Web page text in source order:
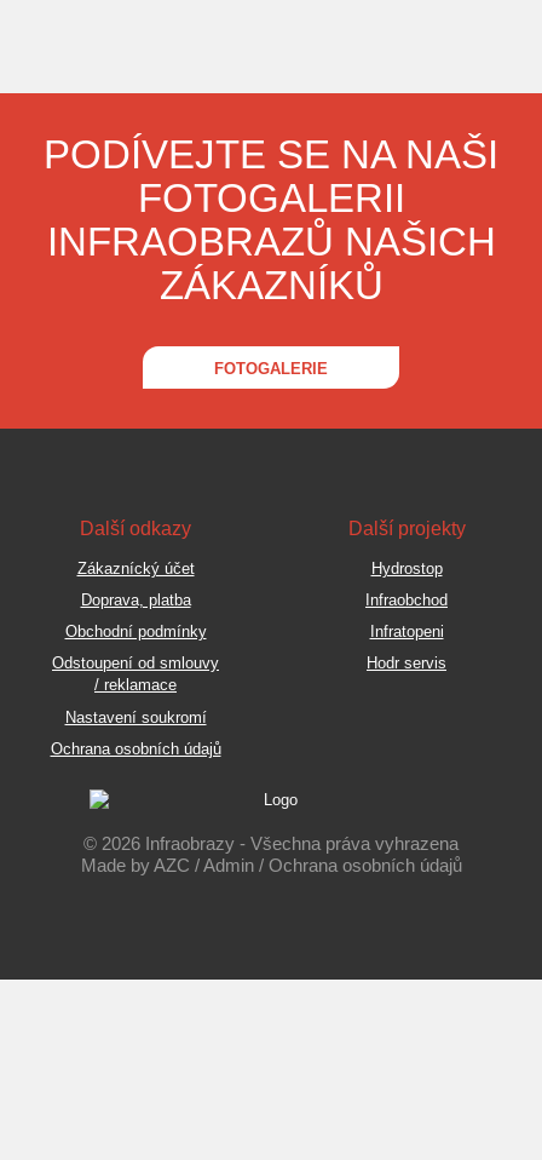
PODÍVEJTE SE NA NAŠI
FOTOGALERII
INFRAOBRAZŮ NAŠICH
ZÁKAZNÍKŮ
FOTOGALERIE
Další odkazy
Zákaznícký účet
Doprava, platba
Obchodní podmínky
Odstoupení od smlouvy
/ reklamace
Nastavení soukromí
Ochrana osobních údajů
Další projekty
Hydrostop
Infraobchod
Infratopeni
Hodr servis
© 2026 Infraobrazy - Všechna práva vyhrazena
Made byAZC /Admin/ Ochrana osobních údajů